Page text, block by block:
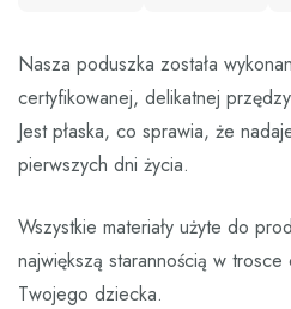
Nasza poduszka została
certyfikowanej, delikatnej
Jest płaska, co sprawia, że
pierwszych dni życia.
Wszystkie materiały użyte do
największą starannością w
Twojego dziecka.